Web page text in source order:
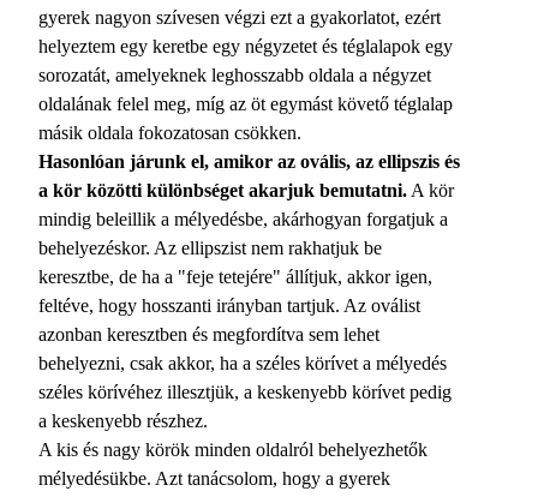
gyerek nagyon szívesen végzi ezt a gyakorlatot, ezért
helyeztem egy keretbe egy négyzetet és téglalapok egy
sorozatát, amelyeknek leghosszabb oldala a négyzet
oldalának felel meg, míg az öt egymást követő téglalap
másik oldala fokozatosan csökken.
Hasonlóan járunk el, amikor az ovális, az ellipszis és
a kör közötti különbséget akarjuk bemutatni. A kör
mindig beleillik a mélyedésbe, akárhogyan forgatjuk a
behelyezéskor. Az ellipszist nem rakhatjuk be
keresztbe, de ha a "feje tetejére" állítjuk, akkor igen,
feltéve, hogy hosszanti irányban tartjuk. Az oválist
azonban keresztben és megfordítva sem lehet
behelyezni, csak akkor, ha a széles körívet a mélyedés
széles körívéhez illesztjük, a keskenyebb körívet pedig
a keskenyebb részhez.
A kis és nagy körök minden oldalról behelyezhetők
mélyedésükbe. Azt tanácsolom, hogy a gyerek